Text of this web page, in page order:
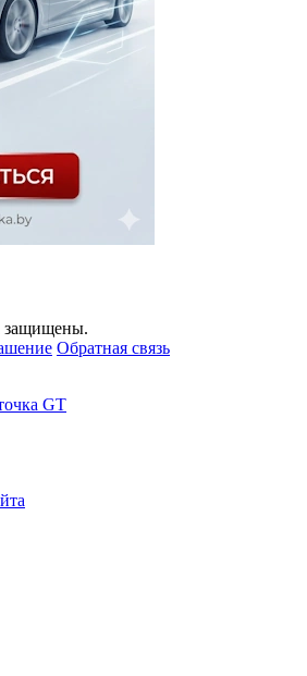
защищены.
Обратная связь
GT